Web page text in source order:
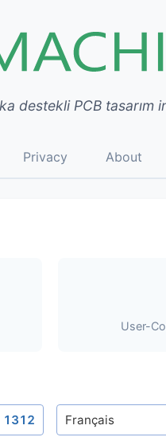
destekli PCB tasarım
Privacy About
User-
1312 Français